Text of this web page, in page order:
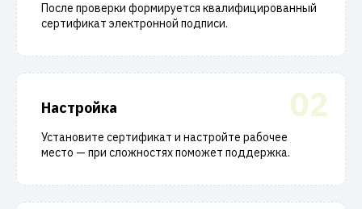
После проверки формируется квалифицированный
сертификат электронной подписи.
02
Настройка
Установите сертификат и настройте рабочее
место — при сложностях поможет поддержка.